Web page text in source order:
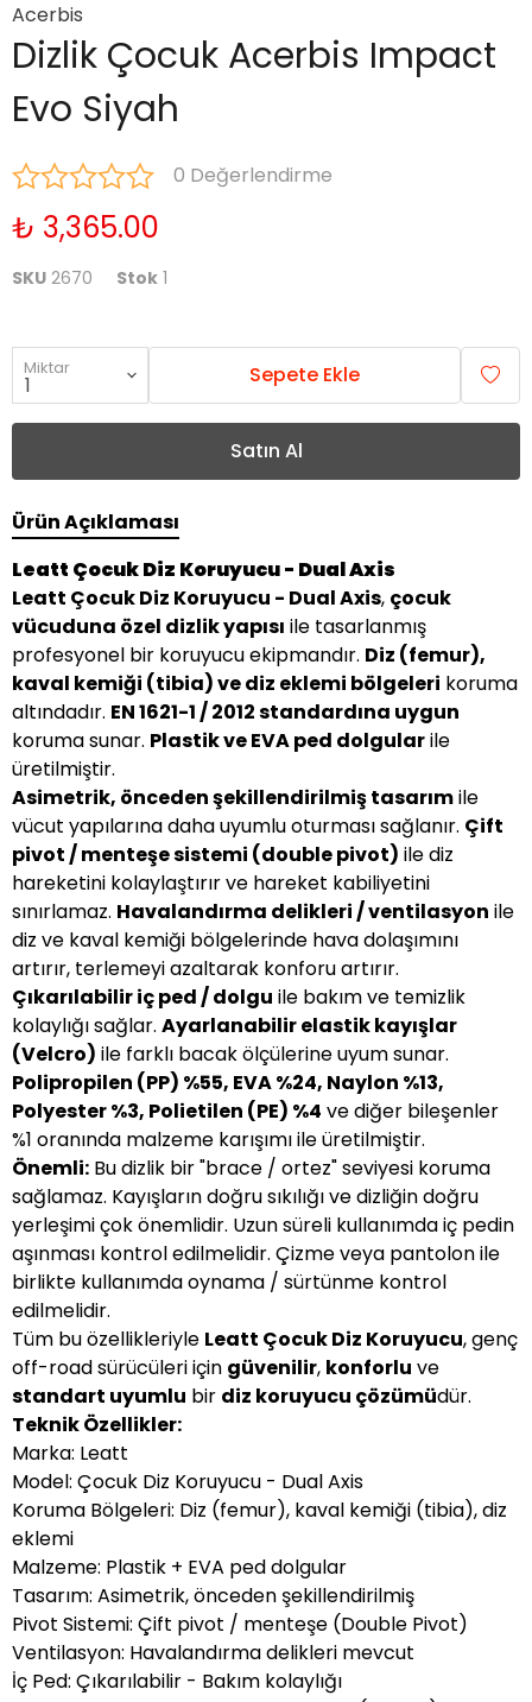
Acerbis
Dizlik Çocuk Acerbis Impact
Evo Siyah
0 Değerlendirme
₺ 3,365.00
SKU 2670 Stok 1
Miktar Sepete Ekle
Satın Al
Ürün Açıklaması
Leatt Çocuk Diz Koruyucu - Dual Axis
Leatt Çocuk Diz Koruyucu - Dual Axis, çocuk
vücuduna özel dizlik yapısı ile tasarlanmış
profesyonel bir koruyucu ekipmandır. Diz (femur),
kaval kemiği (tibia) ve diz eklemi bölgeleri koruma
altındadır. EN 1621-1 / 2012 standardına uygun
koruma sunar. Plastik ve EVA ped dolgularile
üretilmiştir.
Asimetrik, önceden şekillendirilmiş tasarımile
vücut yapılarına daha uyumlu oturması sağlanır. Çift
pivot / menteşe sistemi (double pivot) ile diz
hareketini kolaylaştırır ve hareket kabiliyetini
sınırlamaz. Havalandırma delikleri / ventilasyon ile
diz ve kaval kemiği bölgelerinde hava dolaşımını
artırır, terlemeyi azaltarak konforu artırır.
Çıkarılabilir iç ped / dolgu ile bakım ve temizlik
kolaylığı sağlar. Ayarlanabilir elastik kayışlar
(Velcro) ile farklı bacak ölçülerine uyum sunar.
Polipropilen (PP) %55, EVA %24, Naylon %13,
Polyester %3, Polietilen (PE) %4 ve diğer bileşenler
%1 oranında malzeme karışımı ile üretilmiştir.
Önemli: Bu dizlik bir "brace / ortez" seviyesi koruma
sağlamaz. Kayışların doğru sıkılığı ve dizliğin doğru
yerleşimi çok önemlidir. Uzun süreli kullanımda iç pedin
aşınması kontrol edilmelidir. Çizme veya pantolon ile
birlikte kullanımda oynama / sürtünme kontrol
edilmelidir.
Tüm bu özellikleriyle Leatt Çocuk Diz Koruyucu, genç
off-road sürücüleri için güvenilir, konforlu ve
standart uyumlu bir diz koruyucu çözümüdür.
Teknik Özellikler:
Marka: Leatt
Model: Çocuk Diz Koruyucu - Dual Axis
Koruma Bölgeleri: Diz (femur), kaval kemiği (tibia), diz
eklemi
Malzeme: Plastik + EVA ped dolgular
Tasarım: Asimetrik, önceden şekillendirilmiş
Pivot Sistemi: Çift pivot / menteşe (Double Pivot)
Ventilasyon: Havalandırma delikleri mevcut
İç Ped: Çıkarılabilir - Bakım kolaylığı